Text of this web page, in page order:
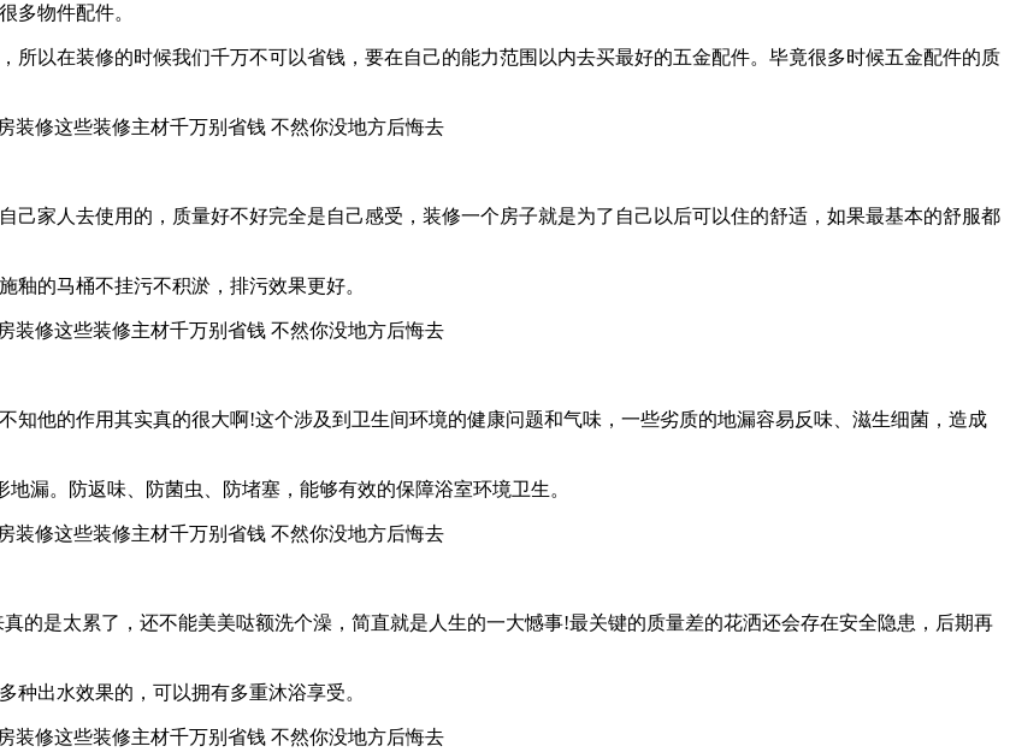
多物件配件。
所以在装修的时候我们千万不可以省钱，要在自己的能力范围以内去买最好的五金配件。毕竟很多时候五金配件的质
己家人去使用的，质量好不好完全是自己感受，装修一个房子就是为了自己以后可以住的舒适，如果最基本的舒服都
釉的马桶不挂污不积淤，排污效果更好。
知他的作用其实真的很大啊!这个涉及到卫生间环境的健康问题和气味，一些劣质的地漏容易反味、滋生细菌，造成
漏。防返味、防菌虫、防堵塞，能够有效的保障浴室环境卫生。
的是太累了，还不能美美哒额洗个澡，简直就是人生的一大憾事!最关键的质量差的花洒还会存在安全隐患，后期再
种出水效果的，可以拥有多重沐浴享受。